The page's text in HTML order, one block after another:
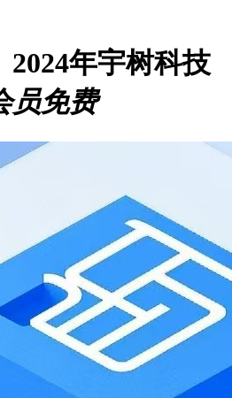
2024年宇树科技
员免费